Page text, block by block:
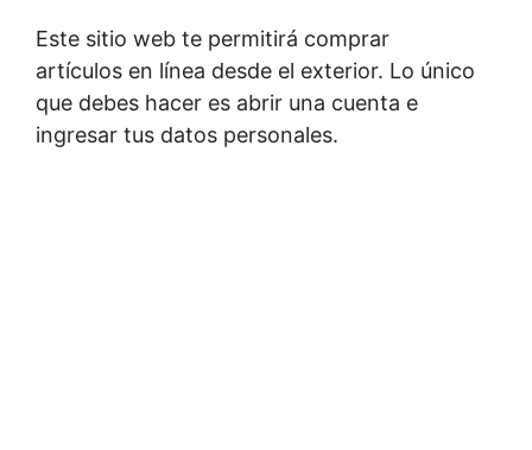
Este sitio web te permitirá comprar
artículos en línea desde el exterior. Lo único
que debes hacer es abrir una cuenta e
ingresar tus datos personales.